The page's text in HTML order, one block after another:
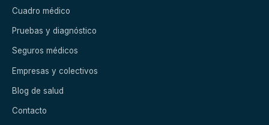
Cuadro médico
Pruebas y diagnóstico
Seguros médicos
Empresas y colectivos
Blog de salud
Contacto